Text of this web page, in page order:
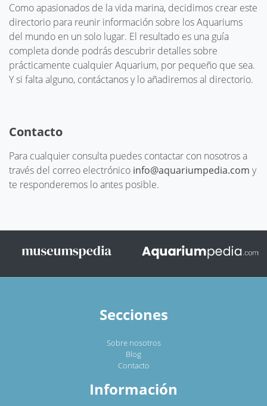
Como apasionados de la vida marina, decidimos crear este
directorio para reunir información sobre los Aquariums
del mundo en un solo lugar. El resultado es una guía
completa donde podrás descubrir detalles sobre
prácticamente cualquier Aquarium, por pequeño que sea.
Y si falta alguno, contáctanos y lo añadiremos al directorio.
Contacto
Para cualquier consulta puedes contactar con nosotros a
través del correo electrónico info@aquariumpedia.com y
te responderemos lo antes posible.
Secciones
Sobre nosotros
Blog
Contacto
Información